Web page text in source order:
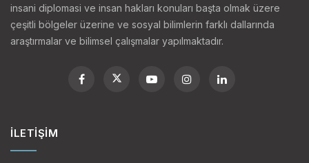
insani diplomasi ve insan hakları konuları başta olmak üzere
çeşitli bölgeler üzerine ve sosyal bilimlerin farklı dallarında
araştırmalar ve bilimsel çalışmalar yapılmaktadır.
İLETIŞIM